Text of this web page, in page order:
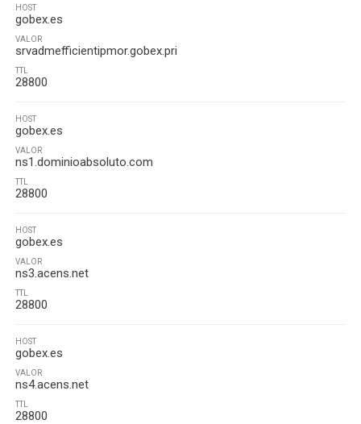
HOST
gobex.es
VALOR
srvadmefficientipmor.gobex.pri
TTL
28800
HOST
gobex.es
VALOR
ns1.dominioabsoluto.com
TTL
28800
HOST
gobex.es
VALOR
ns3.acens.net
TTL
28800
HOST
gobex.es
VALOR
ns4.acens.net
TTL
28800